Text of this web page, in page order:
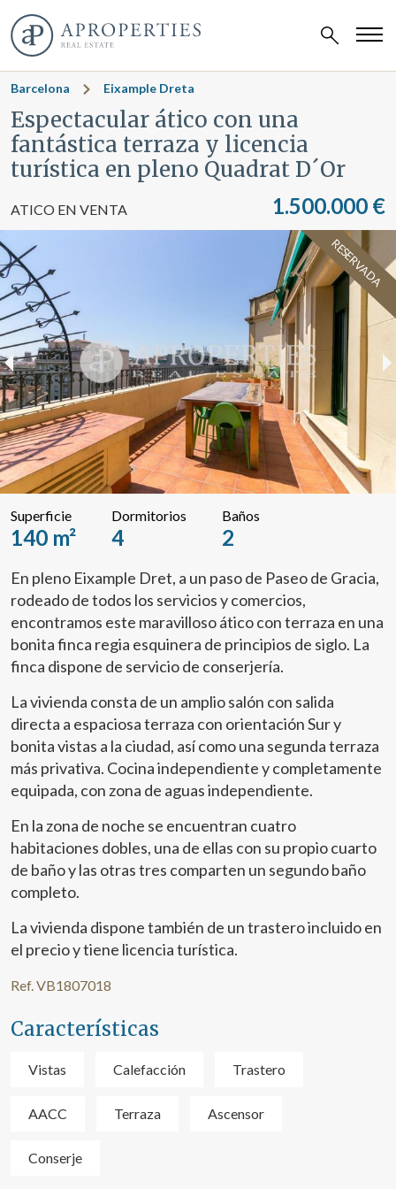
Barcelona Eixample Dreta
Espectacular ático con una
fantástica terraza y licencia
turística en pleno Quadrat D´Or
ATICO EN VENTA 1.500.000 €
RESERVADA
Superficie
140 m²
Dormitorios
4
Baños
2
En pleno Eixample Dret, a un paso de Paseo de Gracia,
rodeado de todos los servicios y comercios,
encontramos este maravilloso ático con terraza en una
bonita finca regia esquinera de principios de siglo. La
finca dispone de servicio de conserjería.
La vivienda consta de un amplio salón con salida
directa a espaciosa terraza con orientación Sur y
bonita vistas a la ciudad, así como una segunda terraza
más privativa. Cocina independiente y completamente
equipada, con zona de aguas independiente.
En la zona de noche se encuentran cuatro
habitaciones dobles, una de ellas con su propio cuarto
de baño y las otras tres comparten un segundo baño
completo.
La vivienda dispone también de un trastero incluido en
el precio y tiene licencia turística.
Ref. VB1807018
Características
Vistas Calefacción Trastero
AACC Terraza Ascensor
Conserje
Modificar cookies
Este sitio web utiliza Cookies propias para recopilar